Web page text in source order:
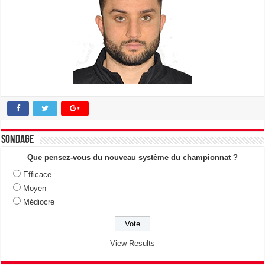
Sondage
Que pensez-vous du nouveau système du championnat ?
Efficace
Moyen
Médiocre
View Results